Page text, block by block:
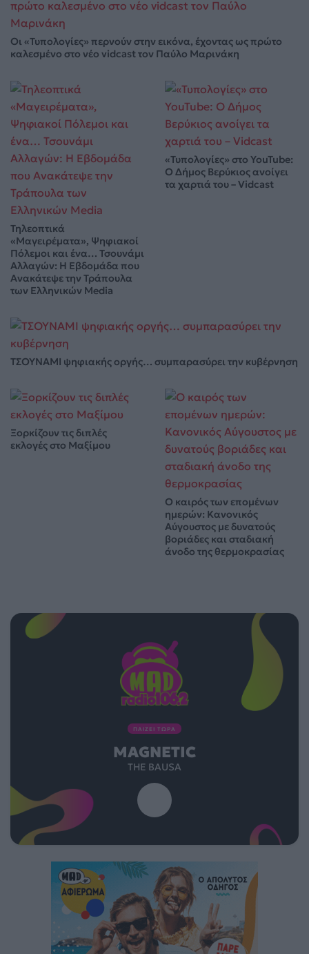
Οι «Τυπολογίες» περνούν στην εικόνα, έχοντας ως πρώτο
καλεσμένο στο νέο vidcast τον Παύλο Μαρινάκη
Τηλεοπτικά
«Μαγειρέματα», Ψηφιακοί
Πόλεμοι και ένα… Τσουνάμι
Αλλαγών: Η Εβδομάδα που
Ανακάτεψε την Τράπουλα
των Ελληνικών Media
«Τυπολογίες» στο YouTube:
Ο Δήμος Βερύκιος ανοίγει
τα χαρτιά του – Vidcast
ΤΣΟΥΝΑΜΙ ψηφιακής οργής… συμπαρασύρει την κυβέρνηση
Ξορκίζουν τις διπλές
εκλογές στο Μαξίμου
Ο καιρός των επομένων
ημερών: Κανονικός
Αύγουστος με δυνατούς
βοριάδες και σταδιακή
άνοδο της θερμοκρασίας
ΠΑΙΖΕΙ ΤΩΡΑ
MAGNETIC
THE BAUSA